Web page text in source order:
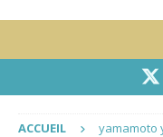
ACCUEIL yamamoto